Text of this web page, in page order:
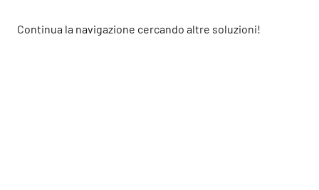
Continua la navigazione cercando altre soluzioni!